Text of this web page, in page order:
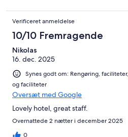
Verificeret anmeldelse
10/10 Fremragende
Nikolas
16. dec. 2025
Synes godt om: Rengøring,
og faciliteter
Oversæt med Google
Lovely hotel, great staff.
Overnattede 2 nætter i december 2025
0